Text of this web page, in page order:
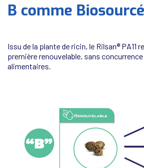
B comme Biosourcé
Issu de la plante de ricin, le Rilsan® PA11
première renouvelable, sans
alimentaires.